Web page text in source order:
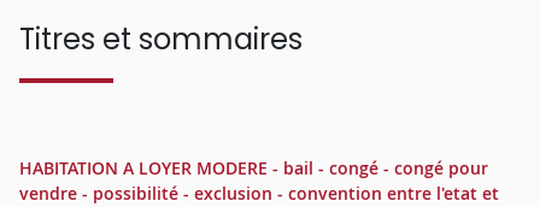
Titres et sommaires
HABITATION A LOYER MODERE - bail - congé - congé pour
vendre - possibilité - exclusion - convention entre l'etat et